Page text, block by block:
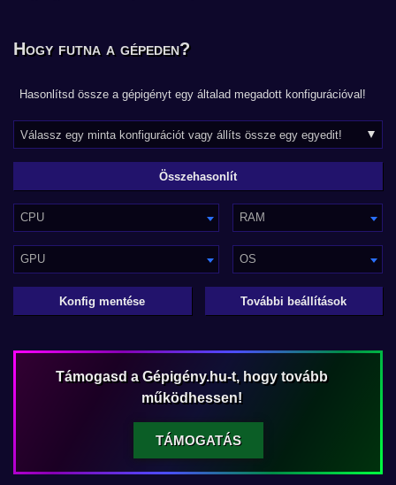
Hogy futna a gépeden?
Hasonlítsd össze a gépigényt egy általad megadott konfigurációval!
CPU RAM
GPU OS
Konfig mentése További beállítások
Támogasd a Gépigény.hu-t, hogy tovább
működhessen!
TÁMOGATÁS